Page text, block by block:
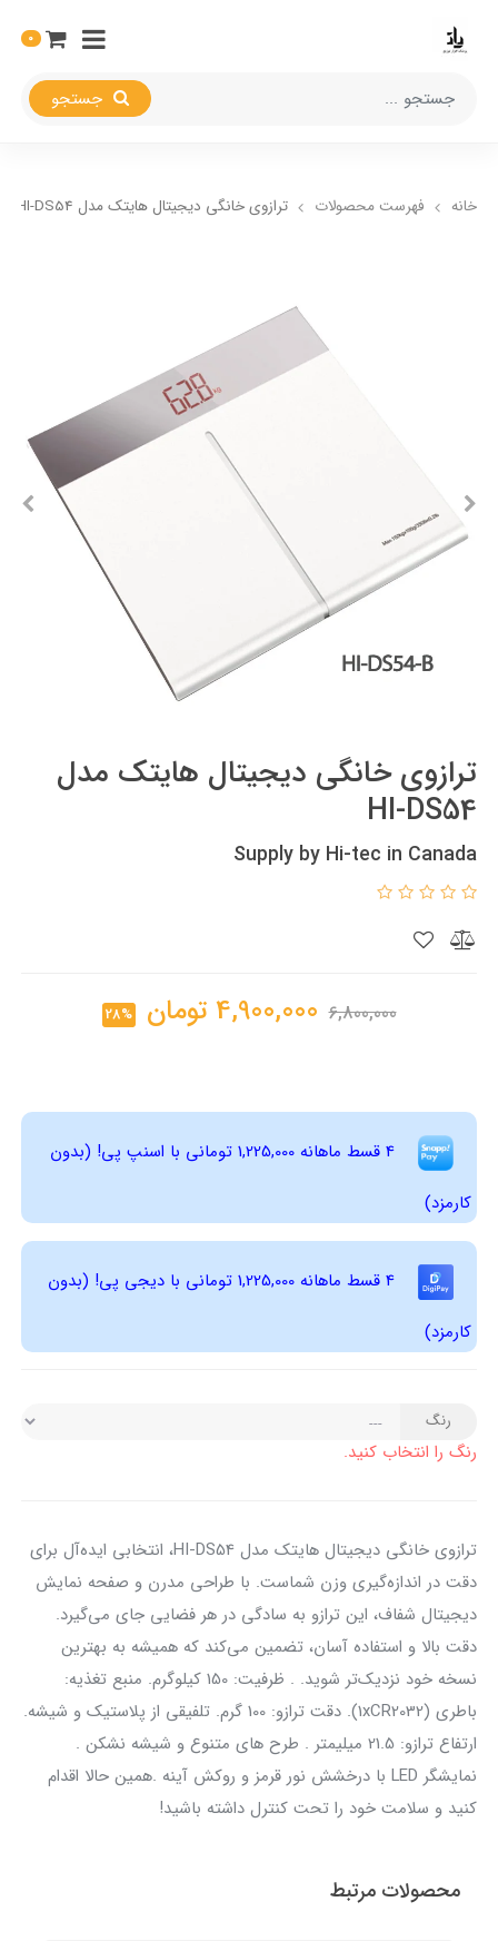
0
خانه فهرست محصولات ترازوی خانگی دیجیتال هایتک مدل HI-DS54
ترازوی خانگی دیجیتال هایتک مدل
HI-DS54
Supply by Hi-tec in Canada
6,800,000
4,900,000 تومان 28%
4 قسط ماهانه 1,225,000 تومانی با اسنپ ‌پی! (بدون
کارمزد)
4 قسط ماهانه 1,225,000 تومانی با دیجی ‌پی! (بدون
کارمزد)
رنگ
رنگ را انتخاب کنید.
ترازوی خانگی دیجیتال هایتک مدل HI-DS54، انتخابی ایده‌آل برای
دقت در اندازه‌گیری وزن شماست. با طراحی مدرن و صفحه نمایش
دیجیتال شفاف، این ترازو به سادگی در هر فضایی جای می‌گیرد.
دقت بالا و استفاده آسان، تضمین می‌کند که همیشه به بهترین
نسخه خود نزدیک‌تر شوید. . ظرفیت: 150 کیلوگرم. منبع تغذیه:
باطری (1xCR2032). دقت ترازو: 100 گرم. تلفیقی از پلاستیک و شیشه.
ارتفاع ترازو: 21.5 میلیمتر . طرح های متنوع و شیشه نشکن .
نمایشگر LED با درخشش نور قرمز و روکش آینه .همین حالا اقدام
کنید و سلامت خود را تحت کنترل داشته باشید!
محصولات مرتبط